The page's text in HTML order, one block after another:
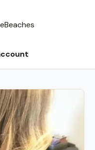
Beaches